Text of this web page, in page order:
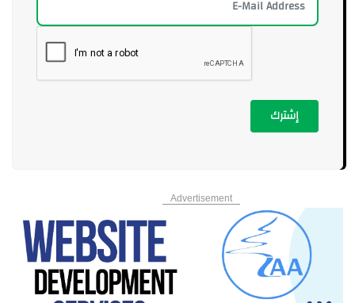
إشترك
Advertisement